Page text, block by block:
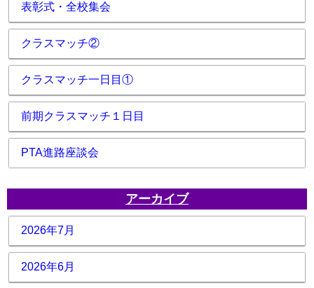
表彰式・全校集会
クラスマッチ②
クラスマッチ一日目①
前期クラスマッチ１日目
PTA進路座談会
アーカイブ
2026年7月
2026年6月